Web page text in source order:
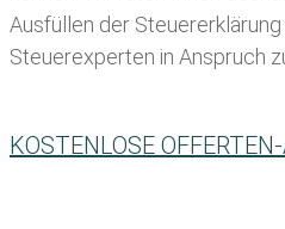
Ausfüllen der
Steuerexperten in Anspruch
KOSTENLOSE